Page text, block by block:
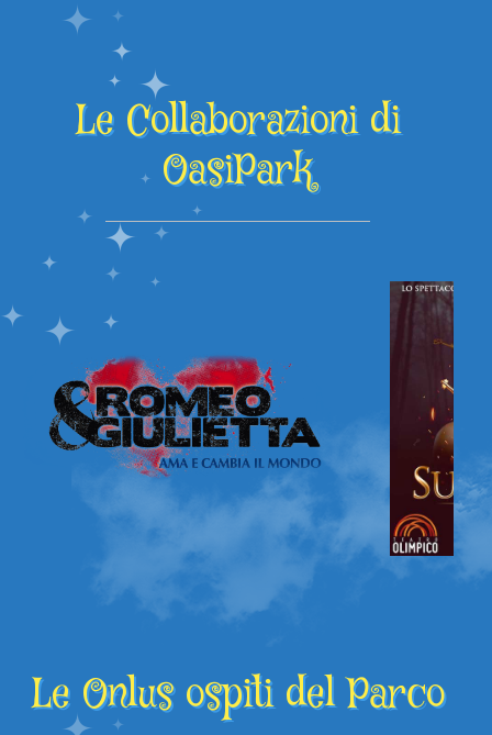
Le Collaborazioni di
OasiPark
Le Onlus ospiti del Parco